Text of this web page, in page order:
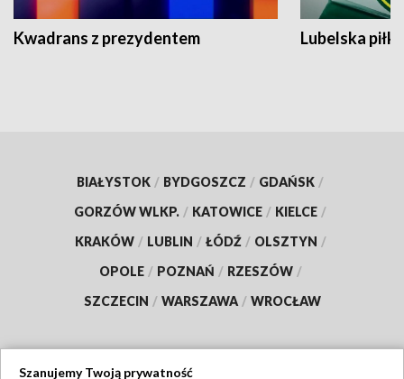
Kwadrans z prezydentem Lubelska piłka
BIAŁYSTOK / BYDGOSZCZ / GDAŃSK /
GORZÓW WLKP. / KATOWICE / KIELCE /
KRAKÓW / LUBLIN / ŁÓDŹ / OLSZTYN /
OPOLE / POZNAŃ / RZESZÓW /
SZCZECIN / WARSZAWA / WROCŁAW
Szanujemy Twoją prywatność